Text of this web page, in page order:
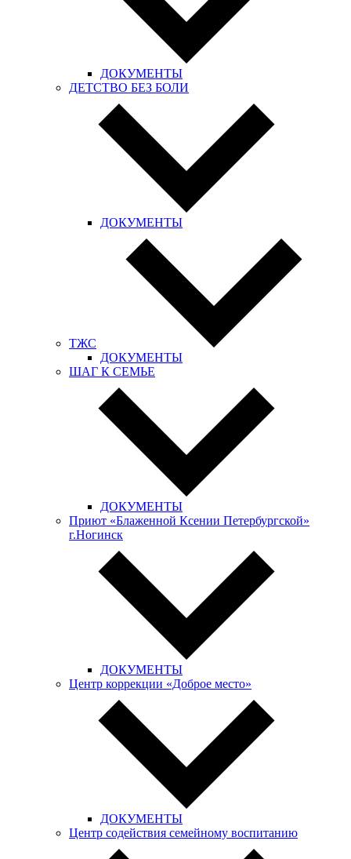
ДОКУМЕНТЫ
ДЕТСТВО БЕЗ БОЛИ
ДОКУМЕНТЫ
ТЖС
ДОКУМЕНТЫ
ШАГ К СЕМЬЕ
ДОКУМЕНТЫ
Приют «Блаженной Ксении Петербургской»
г.Ногинск
ДОКУМЕНТЫ
Центр коррекции «Доброе место»
ДОКУМЕНТЫ
Центр содействия семейному воспитанию